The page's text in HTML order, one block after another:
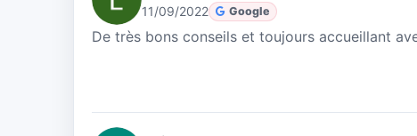
11/09/2022 Google
De très bons conseils et toujours accueillant